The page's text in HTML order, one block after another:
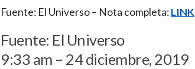
Fuente: El Universo – Nota completa:LINK
Fuente: El Universo
9:33 am – 24 diciembre, 2019